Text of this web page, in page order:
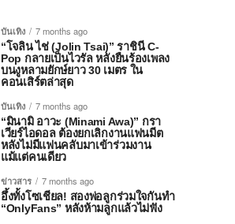
บันเทิง
7 months ago
“โจลิน ไช่ (Jolin Tsai)” ราชินี C-
Pop กลายเป็นไวรัล หลังยืนร้องเพลง
บนงูหลามยักษ์ยาว 30 เมตร ใน
คอนเสิร์ตล่าสุด
บันเทิง
7 months ago
“มินามิ อาวะ (Minami Awa)” กรา
เวียร์ไอดอล ต้องยกเลิกงานแฟนมีต
หลังไม่มีแฟนคลับมาเข้าร่วมงาน
แม้แต่คนเดียว
ข่าวสาร
7 months ago
อึ้งทั้งโซเชียล! สองพ่อลูกร่วมใจกันทำ
“OnlyFans” หลังห้ามลูกแล้วไม่ฟัง